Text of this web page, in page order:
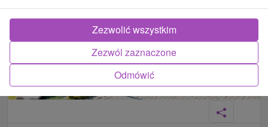
Odmówić
Zezwól zaznaczone
Zezwolić wszystkim